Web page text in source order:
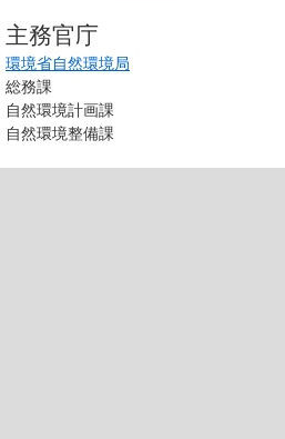
主務官庁
環境省自然環境局
総務課
自然環境計画課
自然環境整備課